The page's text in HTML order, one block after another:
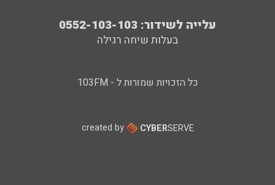
עלייה לשידור: 0552-103-103
בעלות שיחה רגילה
כל הזכויות שמורות ל - 103FM
created by CYBERSERVE